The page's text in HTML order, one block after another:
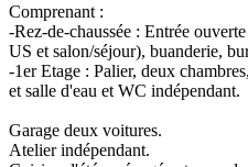
Comprenant :
-Rez-de-chaussée : Entrée
US et salon/séjour), buanderie,
-1er Etage : Palier, deux
et salle d'eau et WC indépendant.
Garage deux voitures.
Atelier indépendant.